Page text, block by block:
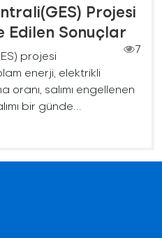
Projesi
Edilen Sonuçlar
7
projesi
enerji, elektrikli
oranı, salımı engellenen
bir günde...